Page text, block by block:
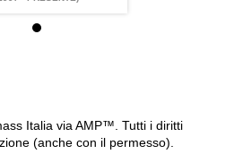
Italia via AMP™. Tutti i diritti
(anche con il permesso).